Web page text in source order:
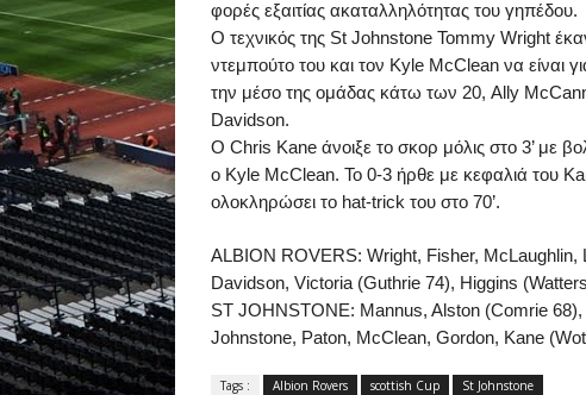
φορές εξαιτίας ακαταλληλότητας του γηπέδου.
Ο τεχνικός της St Johnstone Tommy Wright
ντεμπούτο του και τον Kyle McClean να είναι
την μέσο της ομάδας κάτω των 20, Ally
Davidson.
Ο Chris Kane άνοιξε το σκορ μόλις στο 3’με
ο Kyle McClean. Το 0-3 ήρθε με κεφαλιά του
ολοκληρώσει το hat-trick του στο 70’.
ALBION ROVERS: Wright, Fisher, McLaughlin,
Davidson, Victoria (Guthrie 74), Higgins
ST JOHNSTONE: Mannus, Alston (Comrie
Johnstone, Paton, McClean, Gordon, Kane
Tags : Albion Rovers scottish Cup St Johnstone